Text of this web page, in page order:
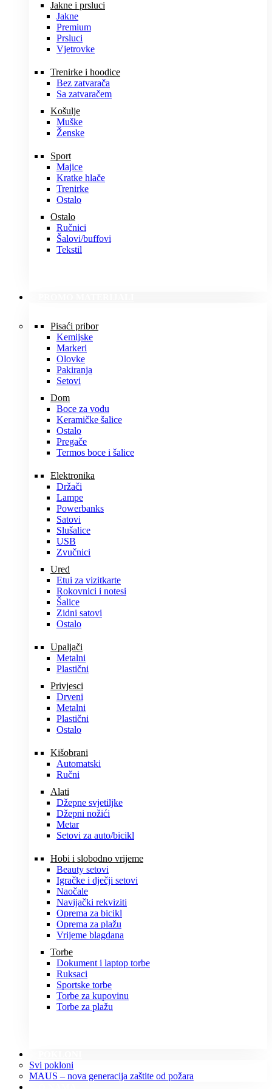
Jakne i prsluci
Jakne
Premium
Prsluci
Vjetrovke
Trenirke i hoodice
Bez zatvarača
Sa zatvaračem
Košulje
Muške
Ženske
Sport
Majice
Kratke hlače
Trenirke
Ostalo
Ostalo
Ručnici
Šalovi/buffovi
Tekstil
Pisaći pribor
Kemijske
Markeri
Olovke
Pakiranja
Setovi
Dom
Boce za vodu
Keramičke šalice
Ostalo
Pregače
Termos boce i šalice
Elektronika
Držači
Lampe
Powerbanks
Satovi
Slušalice
USB
Zvučnici
Ured
Etui za vizitkarte
Rokovnici i notesi
Šalice
Zidni satovi
Ostalo
Upaljači
Metalni
Plastični
Privjesci
Drveni
Metalni
Plastični
Ostalo
Kišobrani
Automatski
Ručni
Alati
Džepne svjetiljke
Džepni nožići
Metar
Setovi za auto/bicikl
Hobi i slobodno vrijeme
Beauty setovi
Igračke i dječji setovi
Naočale
Navijački rekviziti
Oprema za bicikl
Oprema za plažu
Vrijeme blagdana
Torbe
Dokument i laptop torbe
Ruksaci
Sportske torbe
Torbe za kupovinu
Torbe za plažu
Svi pokloni
MAUS – nova generacija zaštite od požara